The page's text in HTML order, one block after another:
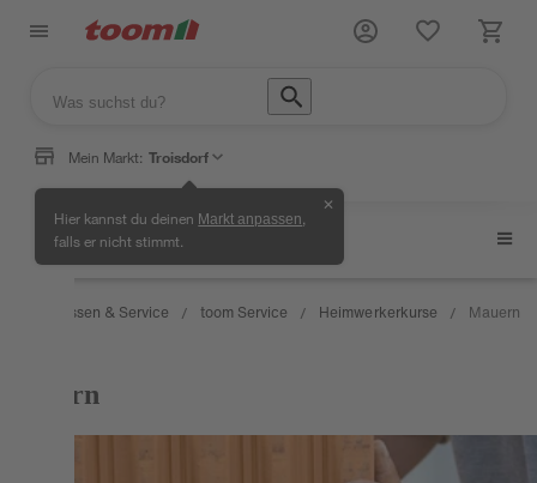
Mein Markt: Troisdorf
Hier kannst du deinen Markt anpassen
falls er nicht stimmt.
✕
Heimwerkerkurse
Wissen & Service / toom Service / Heimwerkerkurse / Mauern
Mauern